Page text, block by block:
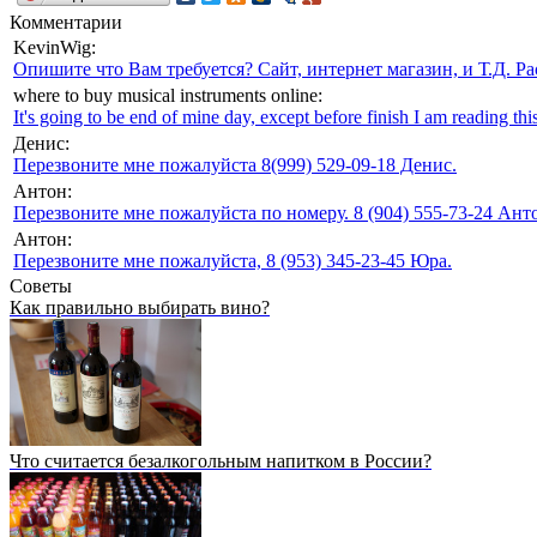
Комментарии
KevinWig:
Опишите что Вам требуется? Сайт, интернет магазин, и Т.Д.
where to buy musical instruments online:
It's going to be end of mine day, except before finish I am reading
Денис:
Перезвоните мне пожалуйста 8(999) 529-09-18 Денис.
Антон:
Перезвоните мне пожалуйста по номеру. 8 (904) 555-73-24
Антон:
Перезвоните мне пожалуйста, 8 (953) 345-23-45 Юра.
Советы
Как правильно выбирать вино?
Что считается безалкогольным напитком в России?